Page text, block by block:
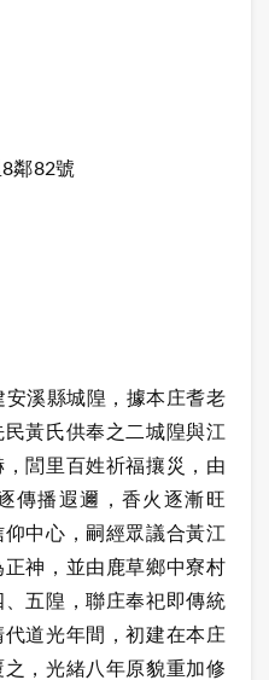
鄰82號
溪縣城隍，據本庄耆老
黃氏供奉之二城隍與江
閭里百姓祈福攘災，由
傳播遐邇，香火逐漸旺
中心，嗣經眾議合黃江
神，並由鹿草鄉中寮村
五隍，聯庄奉祀即傳統
道光年間，初建在本庄
，光緒八年原貌重加修